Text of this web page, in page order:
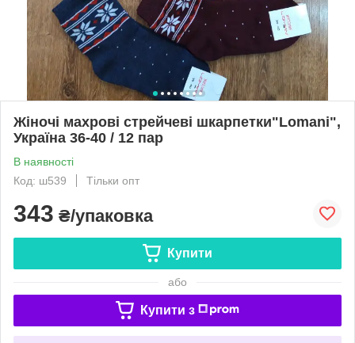
Жіночі махрові стрейчеві шкарпетки"Lomani",
Україна 36-40 / 12 пар
В наявності
Код: ш539
Тільки опт
343 ₴/упаковка
Купити
або
Купити з